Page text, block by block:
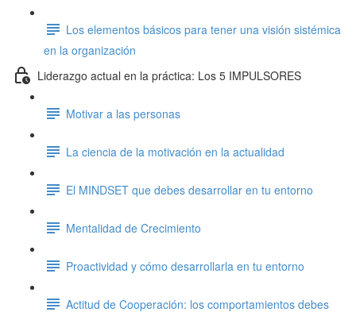
Los elementos básicos para tener una visión sistémica
en la organización
Liderazgo actual en la práctica: Los 5 IMPULSORES
Motivar a las personas
La ciencia de la motivación en la actualidad
El MINDSET que debes desarrollar en tu entorno
Mentalidad de Crecimiento
Proactividad y cómo desarrollarla en tu entorno
Actitud de Cooperación: los comportamientos debes